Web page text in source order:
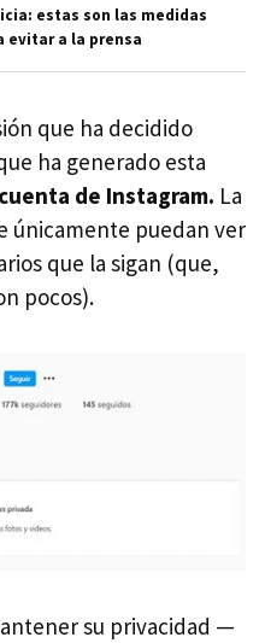
estas son las medidas
evitar a la prensa
que ha decidido
ha generado esta
de Instagram. La
únicamente puedan ver
que la sigan (que,
pocos).
su privacidad —